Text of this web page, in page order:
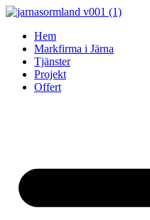
Skip
contentHem
Markfirma i Järna
Tjänster
Projekt
Offert